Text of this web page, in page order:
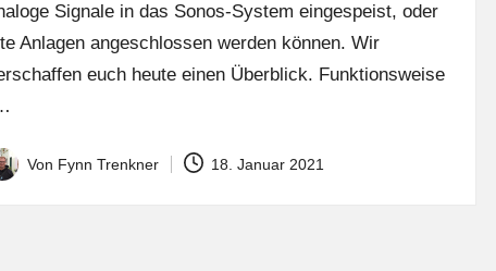
Signale in das Sonos-System eingespeist, oder
Anlagen angeschlossen werden können. Wir
euch heute einen Überblick. Funktionsweise
Von Fynn Trenkner 18. Januar 2021